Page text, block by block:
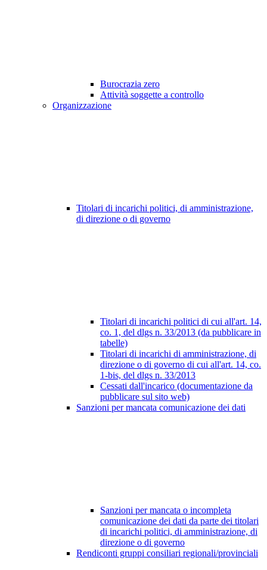
Burocrazia zero
Attività soggette a controllo
Organizzazione
Titolari di incarichi politici, di amministrazione,
di direzione o di governo
Titolari di incarichi politici di cui all'art. 14,
co. 1, del dlgs n. 33/2013 (da pubblicare in
tabelle)
Titolari di incarichi di amministrazione, di
direzione o di governo di cui all'art. 14, co.
1-bis, del dlgs n. 33/2013
Cessati dall'incarico (documentazione da
pubblicare sul sito web)
Sanzioni per mancata comunicazione dei dati
Sanzioni per mancata o incompleta
comunicazione dei dati da parte dei titolari
di incarichi politici, di amministrazione, di
direzione o di governo
Rendiconti gruppi consiliari regionali/provinciali